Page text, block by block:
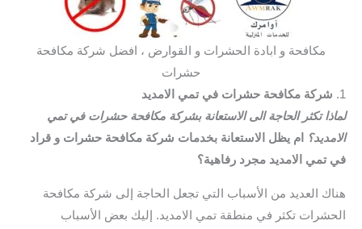
مكافحة و ابادة الحشرات و القوارض ، افضل شركة مكافحة
حشرات
1.
شركة مكافحة حشرات في تمي الامديد
لماذا تكثر الحاجة الى الاستعانة بشركة مكافحة حشرات في تمي
الامديد؟
ام يظل الاستعانة بخدمات شركة مكافحة حشرات و قراد
في تمي الامديد مجرد رفاهية؟
هناك العديد من الأسباب التي تجعل الحاجة إلى شركة مكافحة
الحشرات تكثر في منطقة تمي الامديد. إليك بعض الأسباب